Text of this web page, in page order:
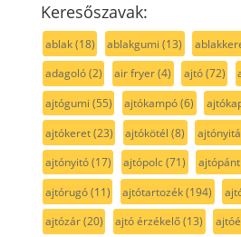
Keresőszavak:
ablak(18) ablakgumi (13)
adagoló(2) air fryer(4) ajtó(72)
ajtógumi (55) ajtókampó(6)
ajtókeret(23) ajtókötél (8)
ajtónyitó(17) ajtópolc(71) ajtópánt
ajtórugó(11) ajtótartozék(194)
ajtózár(20) ajtó érzékelő(13)